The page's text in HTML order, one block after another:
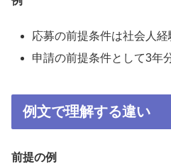
応募の前提条件は社会人経
申請の前提条件として3年
例文で理解する違い
前提の例